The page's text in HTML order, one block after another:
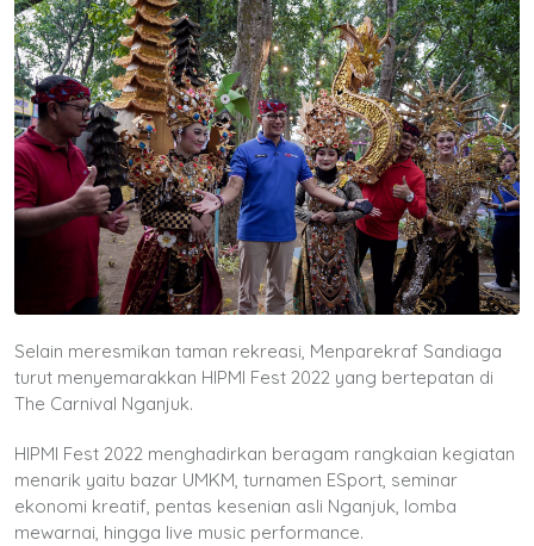
Selain meresmikan taman rekreasi, Menparekraf Sandiaga
turut menyemarakkan HIPMI Fest 2022 yang bertepatan di
The Carnival Nganjuk.
HIPMI Fest 2022 menghadirkan beragam rangkaian kegiatan
menarik yaitu bazar UMKM, turnamen ESport, seminar
ekonomi kreatif, pentas kesenian asli Nganjuk, lomba
mewarnai, hingga live music performance.